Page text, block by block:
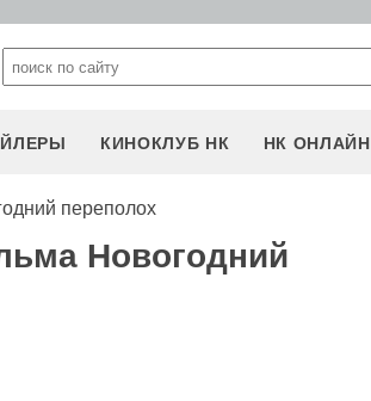
КИНОКЛУБ НК НК ОНЛАЙН
переполох
Новогодний